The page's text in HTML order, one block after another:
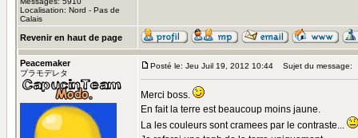
Localisation: Nord - Pas de
Calais
Revenir en haut de page
Peacemaker
プラモデレタ
Posté le: Jeu Juil 19, 2012 10:44 Sujet du message:
Merci boss.
En fait la terre est beaucoup moins jaune.
La les couleurs sont cramees par le contraste...